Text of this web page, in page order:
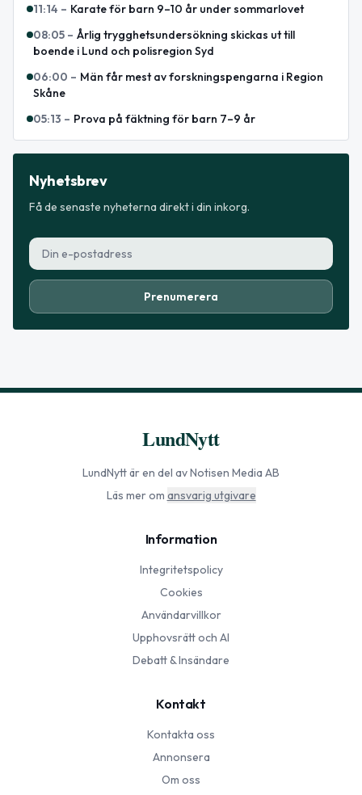
11:14 – Karate för barn 9–10 år under sommarlovet
08:05 – Årlig trygghetsundersökning skickas ut till
boende i Lund och polisregion Syd
06:00 – Män får mest av forskningspengarna i Region
Skåne
05:13 – Prova på fäktning för barn 7–9 år
Nyhetsbrev
Få de senaste nyheterna direkt i din inkorg.
Prenumerera
LundNytt
LundNyttär en del av Notisen Media AB
Läs mer om ansvarig utgivare
Information
Integritetspolicy
Cookies
Användarvillkor
Upphovsrätt och AI
Debatt & Insändare
Kontakt
Kontakta oss
Annonsera
Om oss